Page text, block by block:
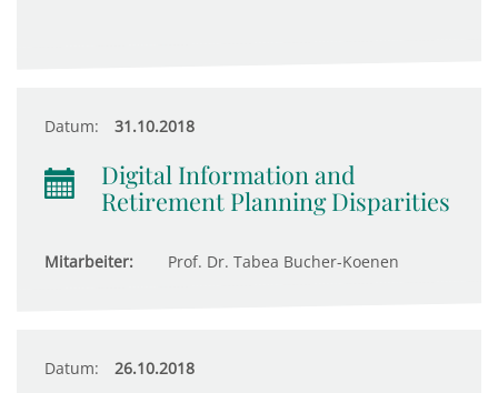
Datum: 31.10.2018
Digital Information and
Retirement Planning Disparities
Mitarbeiter: Prof. Dr. Tabea Bucher-Koenen
Datum: 26.10.2018